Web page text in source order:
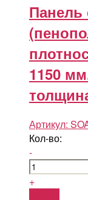
Панель
1150
Артикул:
Кол-во:
-
+